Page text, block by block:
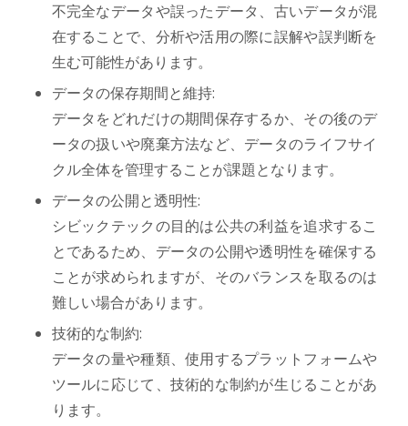
不完全なデータや誤ったデータ、古いデータが混
在することで、分析や活用の際に誤解や誤判断を
生む可能性があります。
データの保存期間と維持:
データをどれだけの期間保存するか、その後のデ
ータの扱いや廃棄方法など、データのライフサイ
クル全体を管理することが課題となります。
データの公開と透明性:
シビックテックの目的は公共の利益を追求するこ
とであるため、データの公開や透明性を確保する
ことが求められますが、そのバランスを取るのは
難しい場合があります。
技術的な制約:
データの量や種類、使用するプラットフォームや
ツールに応じて、技術的な制約が生じることがあ
ります。